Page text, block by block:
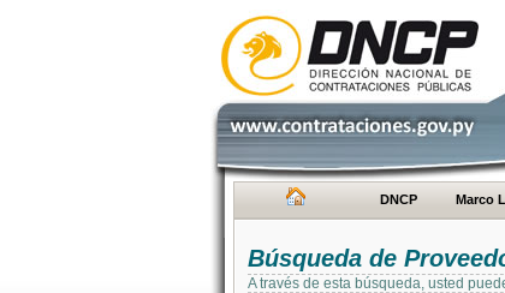
DNCP Marco
Búsqueda de
A través de esta búsqueda, usted